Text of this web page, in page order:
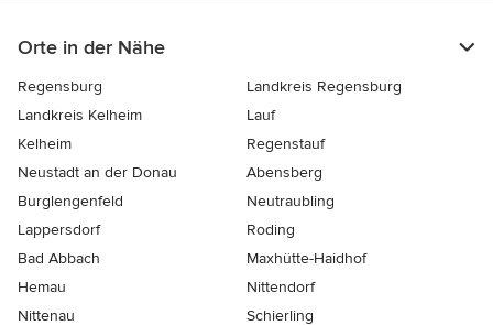
Orte in der Nähe
Regensburg
Landkreis Regensburg
Landkreis Kelheim
Lauf
Kelheim
Regenstauf
Neustadt an der Donau
Abensberg
Burglengenfeld
Neutraubling
Lappersdorf
Roding
Bad Abbach
Maxhütte-Haidhof
Hemau
Nittendorf
Nittenau
Schierling